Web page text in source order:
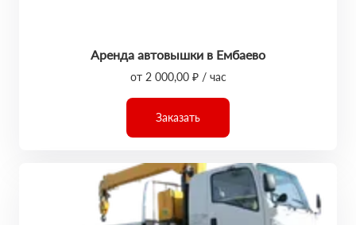
Аренда автовышки в Ембаево
от 2 000,00 ₽ / час
Заказать